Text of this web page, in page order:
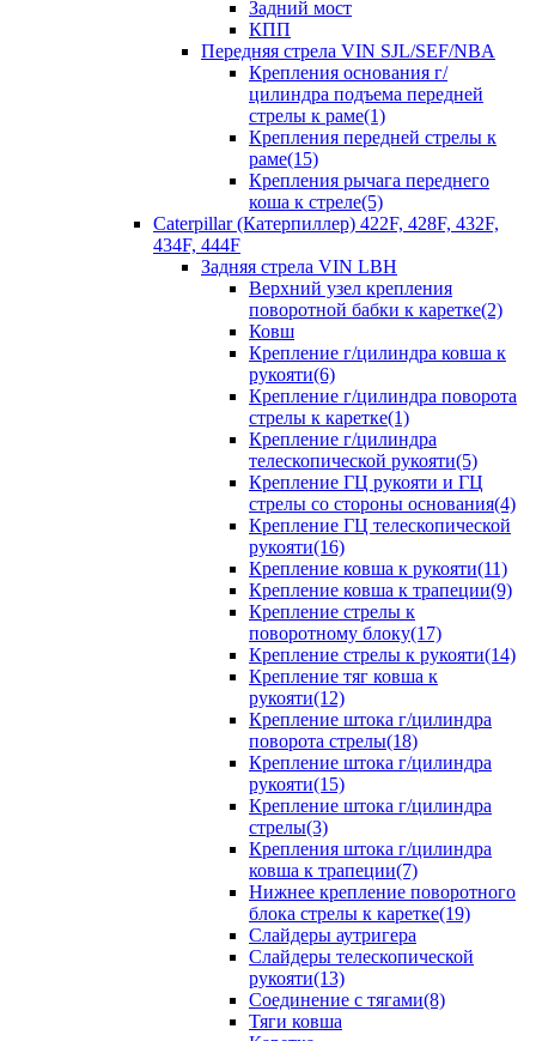
Задний мост
КПП
Передняя стрела VIN SJL/SEF/NBA
Крепления основания г/
цилиндра подъема передней
стрелы к раме(1)
Крепления передней стрелы к
раме(15)
Крепления рычага переднего
коша к стреле(5)
Caterpillar (Катерпиллер) 422F, 428F, 432F,
434F, 444F
Задняя стрела VIN LBH
Верхний узел крепления
поворотной бабки к каретке(2)
Ковш
Крепление г/цилиндра ковша к
рукояти(6)
Крепление г/цилиндра поворота
стрелы к каретке(1)
Крепление г/цилиндра
телескопической рукояти(5)
Крепление ГЦ рукояти и ГЦ
стрелы со стороны основания(4)
Крепление ГЦ телескопической
рукояти(16)
Крепление ковша к рукояти(11)
Крепление ковша к трапеции(9)
Крепление стрелы к
поворотному блоку(17)
Крепление стрелы к рукояти(14)
Крепление тяг ковша к
рукояти(12)
Крепление штока г/цилиндра
поворота стрелы(18)
Крепление штока г/цилиндра
рукояти(15)
Крепление штока г/цилиндра
стрелы(3)
Крепления штока г/цилиндра
ковша к трапеции(7)
Нижнее крепление поворотного
блока стрелы к каретке(19)
Слайдеры аутригера
Слайдеры телескопической
рукояти(13)
Соединение с тягами(8)
Тяги ковша